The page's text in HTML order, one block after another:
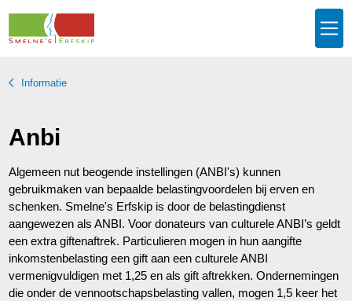
Informatie
Anbi
Algemeen nut beogende instellingen (ANBI's) kunnen
gebruikmaken van bepaalde belastingvoordelen bij erven en
schenken. Smelne's Erfskip is door de belastingdienst
aangewezen als ANBI. Voor donateurs van culturele ANBI’s geldt
een extra giftenaftrek. Particulieren mogen in hun aangifte
inkomstenbelasting een gift aan een culturele ANBI
vermenigvuldigen met 1,25 en als gift aftrekken. Ondernemingen
die onder de vennootschapsbelasting vallen, mogen 1,5 keer het